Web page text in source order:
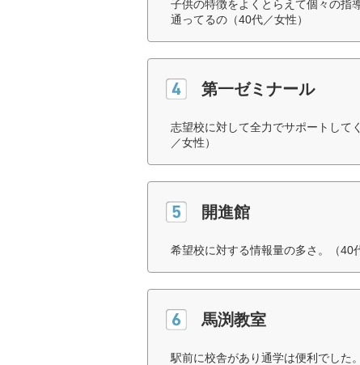
子供の特徴をよくとらえて個々の指
通ってるの（40代／女性）
第一ゼミナール
志望校に対して全力でサポートして
／女性）
開進館
希望校に対する情報量の多さ。（40
馬渕教室
駅前に校舎があり通学は便利でした